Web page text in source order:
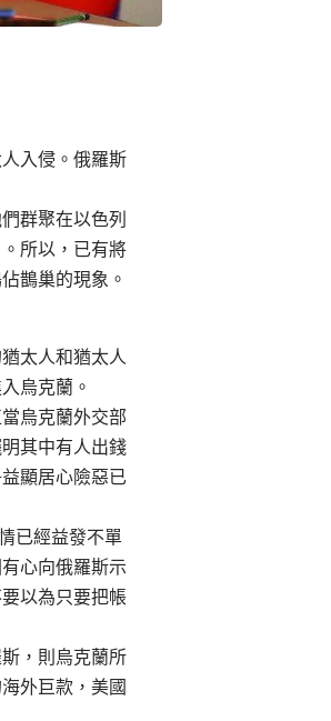
入侵。俄羅斯
群聚在以色列
所以，已有將
鵲巢的現象。
太人和猶太人
烏克蘭。
烏克蘭外交部
其中有人出錢
顯居心險惡已
已經益發不單
心向俄羅斯示
以為只要把帳
，則烏克蘭所
外巨款，美國